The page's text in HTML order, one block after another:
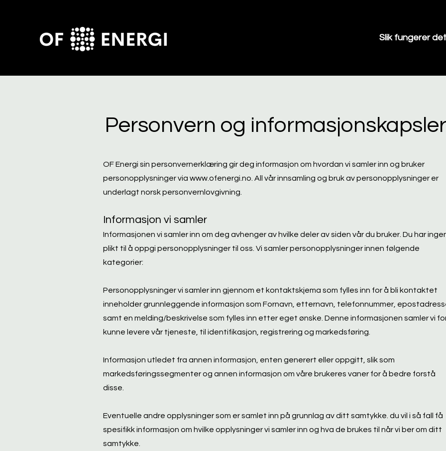
Slik fungerer det
Personvern og informasjonskapsler
OF Energi sin personvernerklæring gir deg informasjon om hvordan vi samler inn og bruker
personopplysninger via www.ofenergi.no . All vår innsamling og bruk av personopplysninger er
underlagt norsk personvernlovgivning.
Informasjon vi samler
Informasjonen vi samler inn om deg avhenger av hvilke deler av siden vår du bruker. Du har
plikt til å oppgi personopplysninger til oss. Vi samler personopplysninger innen følgende
kategorier:
Personopplysninger vi samler inn gjennom et kontaktskjema som fylles inn for å bli kontaktet
inneholder grunnleggende informasjon som Fornavn, etternavn, telefonnummer,
samt en melding/beskrivelse som fylles inn etter eget ønske. Denne informasjonen samler vi
kunne levere vår tjeneste, til identifikasjon, registrering og markedsføring.
Informasjon utledet fra annen informasjon, enten generert eller oppgitt, slik som
markedsføringssegmenter og annen informasjon om våre brukeres vaner for å bedre forstå
disse.
Eventuelle andre opplysninger som er samlet inn på grunnlag av ditt samtykke. du vil i så fall få
spesifikk informasjon om hvilke opplysninger vi samler inn og hva de brukes til når vi ber om ditt
samtykke.